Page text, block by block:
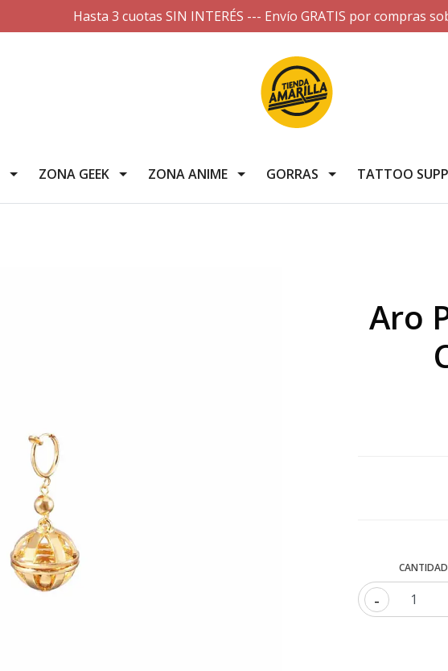
Hasta 3 cuotas SIN INTERÉS --- Envío GRATIS por compras
ZONA GEEK ZONA ANIME GORRAS TATTOO
Aro
CANTIDAD
-